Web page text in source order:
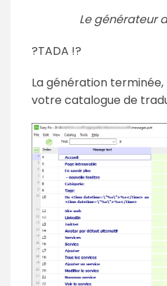
Le générateur
?TADA !?
La génération terminée,
votre catalogue de